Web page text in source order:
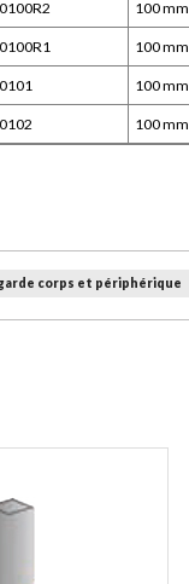
100 mm
100 mm
100 mm
100 mm
corps et périphérique